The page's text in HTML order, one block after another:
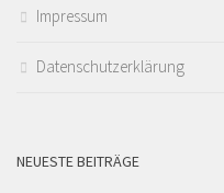
Impressum
Datenschutzerklärung
NEUESTE BEITRÄGE